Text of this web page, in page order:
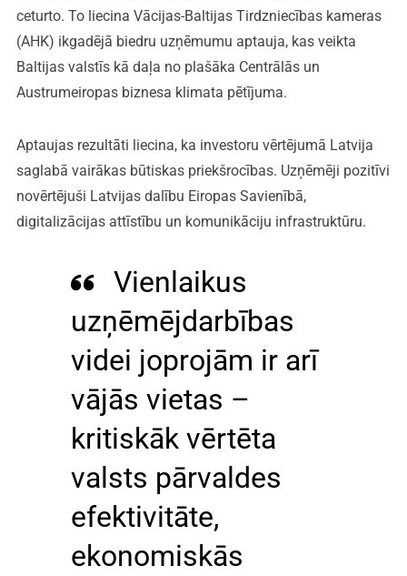
ceturto. To liecina Vācijas-Baltijas Tirdzniecības kameras
(AHK) ikgadējā biedru uzņēmumu aptauja, kas veikta
Baltijas valstīs kā daļa no plašāka Centrālās un
Austrumeiropas biznesa klimata pētījuma.
Aptaujas rezultāti liecina, ka investoru vērtējumā Latvija
saglabā vairākas būtiskas priekšrocības. Uzņēmēji pozitīvi
novērtējuši Latvijas dalību Eiropas Savienībā,
digitalizācijas attīstību un komunikāciju infrastruktūru.
Vienlaikus
uzņēmējdarbības
videi joprojām ir arī
vājās vietas –
kritiskāk vērtēta
valsts pārvaldes
efektivitāte,
ekonomiskās